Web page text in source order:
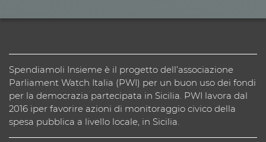
Spendiamoli Insieme è il progetto dell’associazione
Parliament Watch Italia (PWI) per un buon uso dei fondi
per la democrazia partecipata in Sicilia. PWI lavora dal
2016 iper favorire azioni di monitoraggio civico della
spesa pubblica a livello locale, in Sicilia.